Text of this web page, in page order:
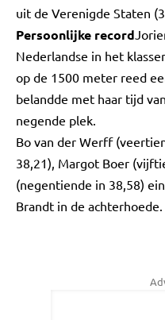
uit de Verenigde Staten
Persoonlijke record
Nederlandse in het
op de 1500 meter reed
belandde met haar tijd
negende plek.
Bo van der Werff
38,21), Margot Boer
(negentiende in 38,58)
Brandt in de achterhoede.